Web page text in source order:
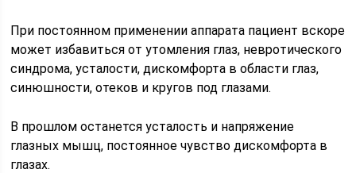
При постоянном применении аппарата пациент вскоре
может избавиться от утомления глаз, невротического
синдрома, усталости, дискомфорта в области глаз,
синюшности, отеков и кругов под глазами.
В прошлом останется усталость и напряжение
глазных мышц, постоянное чувство дискомфорта в
глазах.